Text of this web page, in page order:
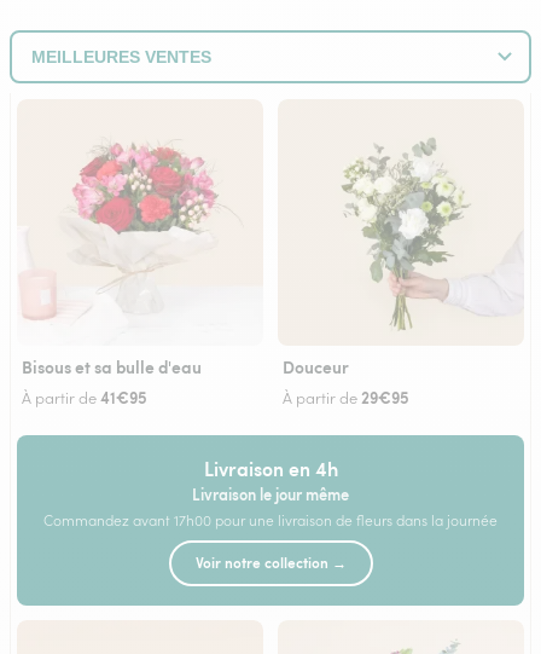
Bisous et sa bulle d'eau
À partir de41€95
Douceur
À partir de29€95
Livraison en 4h
Livraison le jour même
Commandez avant 17h00 pour une livraison de fleurs dans la journée
Voir notre collection →